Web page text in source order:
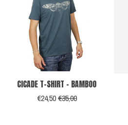
CICADE T-SHIRT - BAMBOO
€24,50€35,00